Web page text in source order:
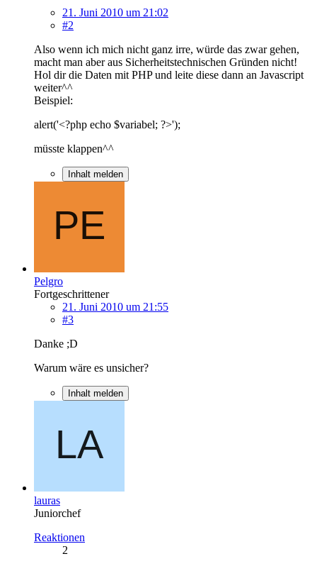
21. Juni 2010 um 21:02
#2
Also wenn ich mich nicht ganz irre, würde das zwar gehen,
macht man aber aus Sicherheitstechnischen Gründen nicht!
Hol dir die Daten mit PHP und leite diese dann an Javascript
weiter^^
Beispiel:
alert('<?php echo $variabel; ?>');
müsste klappen^^
Inhalt melden
Pelgro
Fortgeschrittener
21. Juni 2010 um 21:55
#3
Danke ;D
Warum wäre es unsicher?
Inhalt melden
lauras
Juniorchef
Reaktionen
2